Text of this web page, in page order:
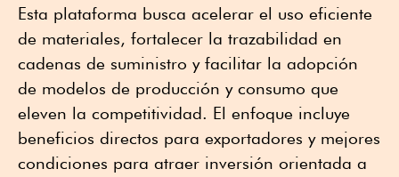
Esta plataforma busca acelerar el uso eficiente
de materiales, fortalecer la trazabilidad en
cadenas de suministro y facilitar la adopción
de modelos de producción y consumo que
eleven la competitividad. El enfoque incluye
beneficios directos para exportadores y mejores
condiciones para atraer inversión orientada a